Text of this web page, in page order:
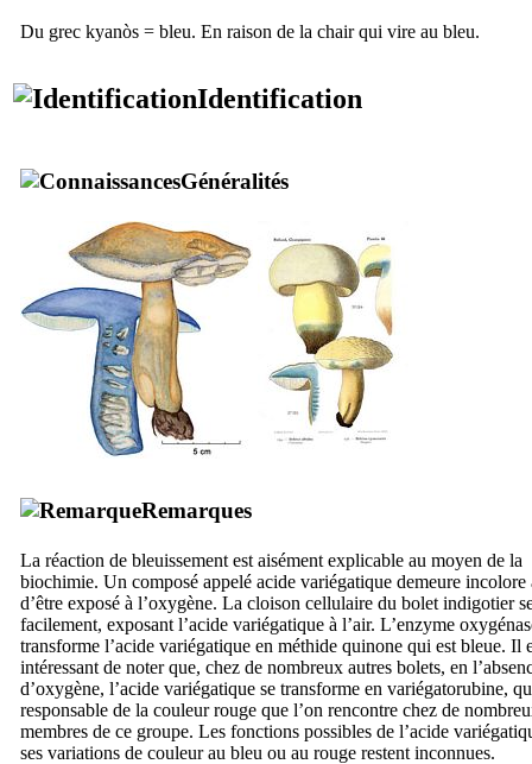
Du grec kyanòs = bleu. En raison de la chair qui vire au bleu.
Identification
Généralités
Remarques
La réaction de bleuissement est aisément explicable au moyen de la
biochimie. Un composé appelé acide variégatique demeure incolore
d’être exposé à l’oxygène. La cloison cellulaire du bolet indigotier
facilement, exposant l’acide variégatique à l’air. L’enzyme
transforme l’acide variégatique en méthide quinone qui est bleue. Il
intéressant de noter que, chez de nombreux autres bolets, en
d’oxygène, l’acide variégatique se transforme en variégatorubine,
responsable de la couleur rouge que l’on rencontre chez de
membres de ce groupe. Les fonctions possibles de l’acide
ses variations de couleur au bleu ou au rouge restent inconnues.